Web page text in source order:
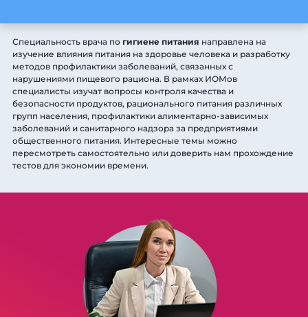
Специальность врача по гигиене питания направлена на
изучение влияния питания на здоровье человека и разработку
методов профилактики заболеваний, связанных с
нарушениями пищевого рациона. В рамках ИОМов
специалисты изучат вопросы контроля качества и
безопасности продуктов, рационального питания различных
групп населения, профилактики алиментарно-зависимых
заболеваний и санитарного надзора за предприятиями
общественного питания. Интересные темы можно
пересмотреть самостоятельно или доверить нам прохождение
тестов для экономии времени.